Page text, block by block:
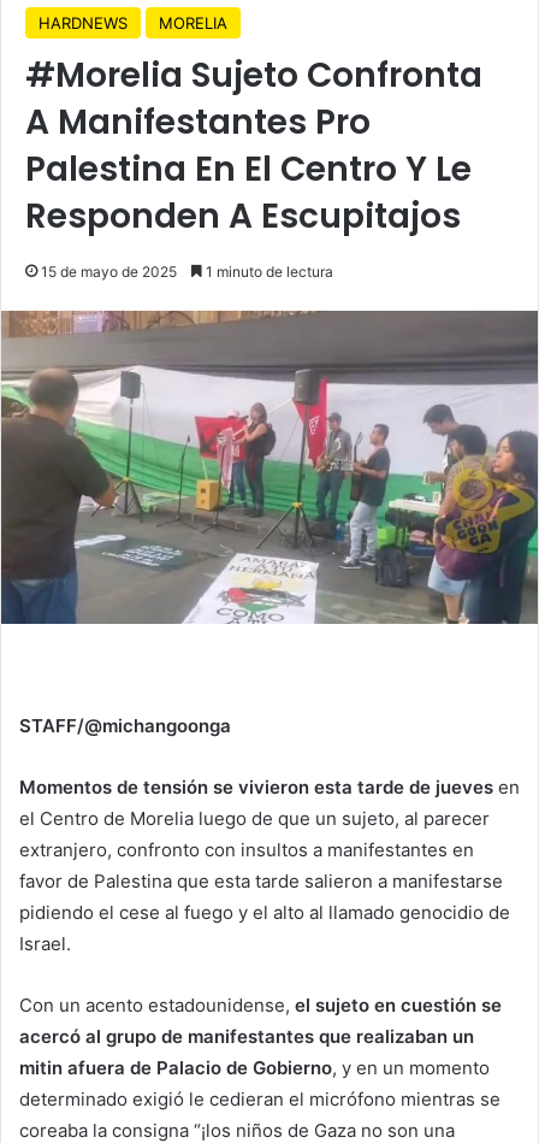
HARDNEWS MORELIA
#Morelia Sujeto Confronta
A Manifestantes Pro
Palestina En El Centro Y Le
Responden A Escupitajos
15 de mayo de 2025 1 minuto de lectura
STAFF/@michangoonga
Momentos de tensión se vivieron esta tarde de jueves en
el Centro de Morelia luego de que un sujeto, al parecer
extranjero, confronto con insultos a manifestantes en
favor de Palestina que esta tarde salieron a manifestarse
pidiendo el cese al fuego y el alto al llamado genocidio de
Israel.
Con un acento estadounidense, el sujeto en cuestión se
acercó al grupo de manifestantes que realizaban un
mitin afuera de Palacio de Gobierno, y en un momento
determinado exigió le cedieran el micrófono mientras se
coreaba la consigna “¡los niños de Gaza no son una